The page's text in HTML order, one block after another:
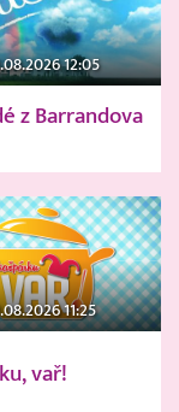
12:05
z Barrandova
11:25
vař!